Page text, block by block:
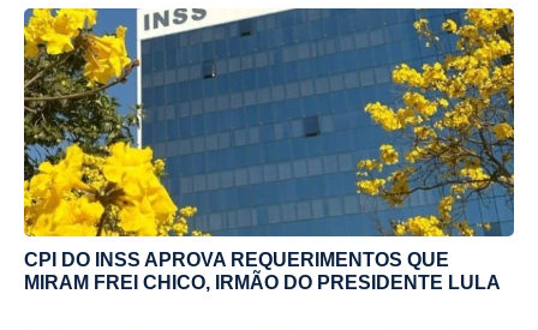
CPI DO INSS APROVA REQUERIMENTOS QUE
MIRAM FREI CHICO, IRMÃO DO PRESIDENTE LULA